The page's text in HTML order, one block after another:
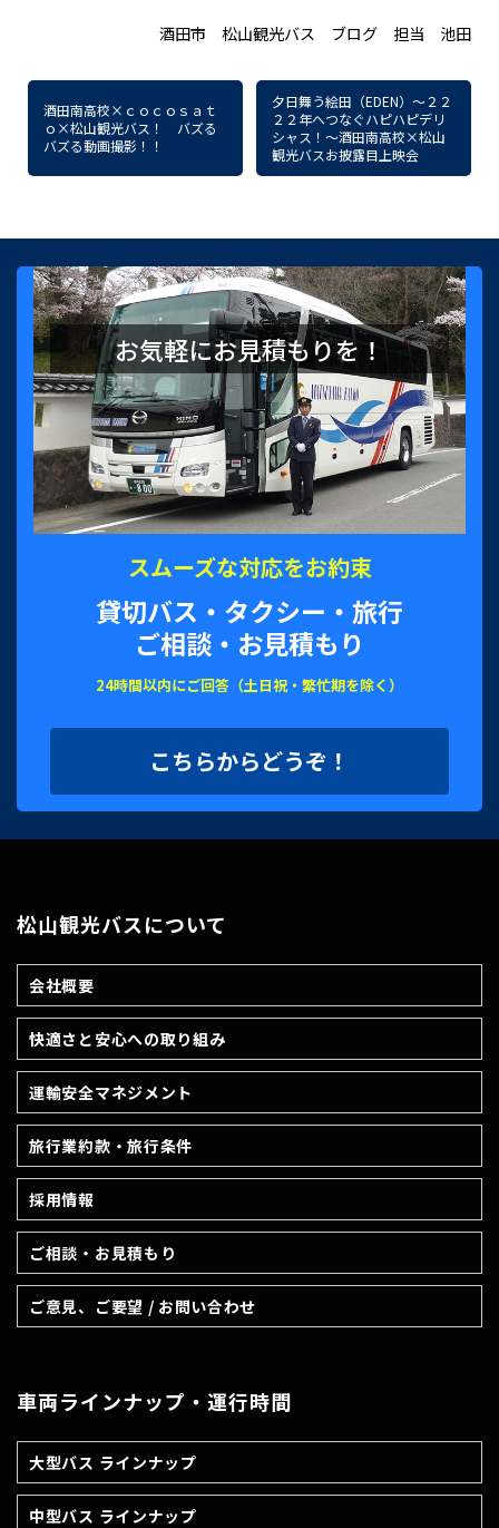
酒田市 松山観光バス ブログ 担当 池田
酒田南高校×ｃｏｃｏｓａｔ
ｏ×松山観光バス！ バズる
バズる動画撮影！！
夕日舞う絵田（EDEN）～２２
２２年へつなぐハピハピデリ
シャス！～酒田南高校×松山
観光バスお披露目上映会
お気軽にお見積もりを！
スムーズな対応をお約束
貸切バス・タクシー・旅行
ご相談・お見積もり
24時間以内にご回答（土日祝・繁忙期を除く）
こちらからどうぞ！
松山観光バスについて
会社概要
快適さと安心への取り組み
運輸安全マネジメント
旅行業約款・旅行条件
採用情報
ご相談・お見積もり
ご意見、ご要望 / お問い合わせ
車両ラインナップ・運行時間
大型バス ラインナップ
中型バス ラインナップ